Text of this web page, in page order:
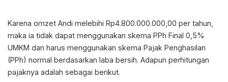
Karena omzet Andi melebihi Rp4.800.000.000,00 per tahun,
maka ia tidak dapat menggunakan skema PPh Final 0,5%
UMKM dan harus menggunakan skema Pajak Penghasilan
(PPh) normal berdasarkan laba bersih. Adapun perhitungan
pajaknya adalah sebagai berikut.